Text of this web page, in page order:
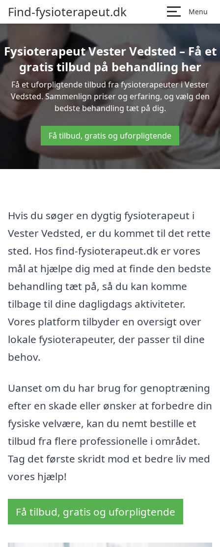
Find-fysioterapeut.dk Menu
Fysioterapeut Vester Vedsted – Få et
gratis tilbud på behandling her
Få et uforpligtende tilbud fra fysioterapeuter i Vester
Vedsted. Sammenlign priser og erfaring, og vælg den
bedste behandling tæt på dig.
Få tilbud, gratis og uforpligtende
Hvis du søger en dygtig fysioterapeut i
Vester Vedsted, er du kommet til det rette
sted. Hos find-fysioterapeut.dk er vores
mål at hjælpe dig med at finde den bedste
behandling tæt på, så du kan komme
tilbage til dine dagligdags aktiviteter.
Vores platform tilbyder en oversigt over
lokale fysioterapeuter, der passer til dine
behov.
Uanset om du har brug for genoptræning
efter en skade eller ønsker at forbedre din
fysiske velvære, kan du nemt bestille et
tilbud fra flere professionelle i området.
Tag det første skridt mod et bedre liv med
vores hjælp!
Få tilbud, gratis og uforpligtende